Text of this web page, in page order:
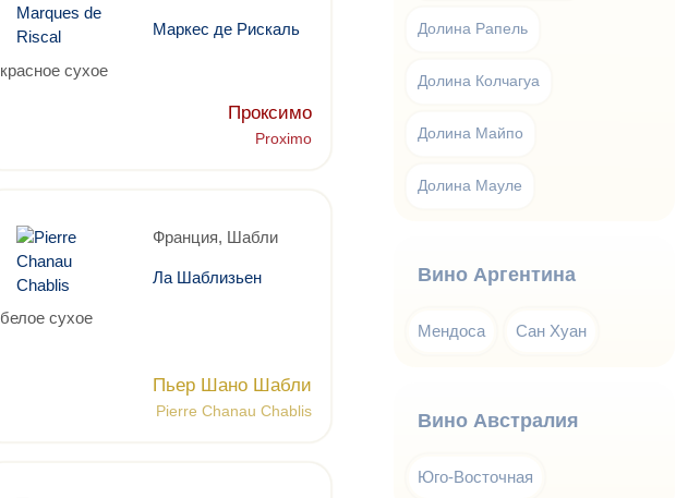
Маркес де Рискаль
красное сухое
Проксимо
Proximo
Франция, Шабли
Ла Шаблизьен
белое сухое
Пьер Шано Шабли
Pierre Chanau Chablis
Долина Рапель
Долина Колчагуа
Долина Майпо
Долина Мауле
Вино Аргентина
Мендоса Сан Хуан
Вино Австралия
Юго-Восточная